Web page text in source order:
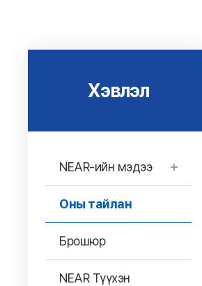
Хэвлэл
NEAR-ийн мэдээ
Оны тайлан
Брошюр
NEAR Түүхэн